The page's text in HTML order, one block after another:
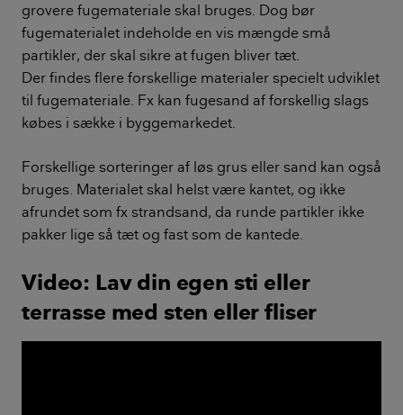
grovere fugemateriale skal bruges. Dog bør
fugematerialet indeholde en vis mængde små
partikler, der skal sikre at fugen bliver tæt.
Der findes flere forskellige materialer specielt udviklet
til fugemateriale. Fx kan fugesand af forskellig slags
købes i sække i byggemarkedet.
Forskellige sorteringer af løs grus eller sand kan også
bruges. Materialet skal helst være kantet, og ikke
afrundet som fx strandsand, da runde partikler ikke
pakker lige så tæt og fast som de kantede.
Video: Lav din egen sti eller
terrasse med sten eller fliser